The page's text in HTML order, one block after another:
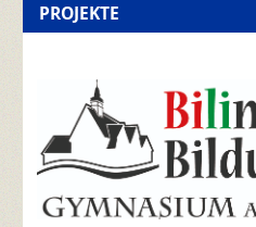
PROJEKTE